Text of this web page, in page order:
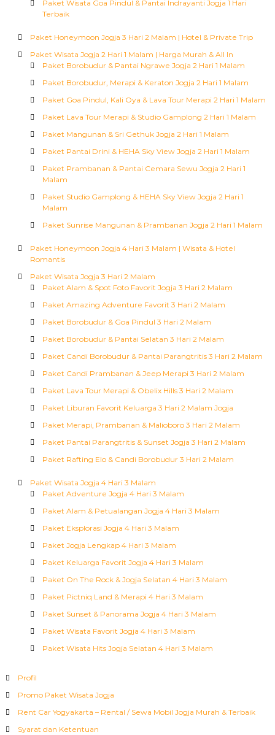
Paket Wisata Goa Pindul & Pantai Indrayanti Jogja 1 Hari
Terbaik
Paket Honeymoon Jogja 3 Hari 2 Malam | Hotel & Private Trip
Paket Wisata Jogja 2 Hari 1 Malam | Harga Murah & All In
Paket Borobudur & Pantai Ngrawe Jogja 2 Hari 1 Malam
Paket Borobudur, Merapi & Keraton Jogja 2 Hari 1 Malam
Paket Goa Pindul, Kali Oya & Lava Tour Merapi 2 Hari 1 Malam
Paket Lava Tour Merapi & Studio Gamplong 2 Hari 1 Malam
Paket Mangunan & Sri Gethuk Jogja 2 Hari 1 Malam
Paket Pantai Drini & HEHA Sky View Jogja 2 Hari 1 Malam
Paket Prambanan & Pantai Cemara Sewu Jogja 2 Hari 1
Malam
Paket Studio Gamplong & HEHA Sky View Jogja 2 Hari 1
Malam
Paket Sunrise Mangunan & Prambanan Jogja 2 Hari 1 Malam
Paket Honeymoon Jogja 4 Hari 3 Malam | Wisata & Hotel
Romantis
Paket Wisata Jogja 3 Hari 2 Malam
Paket Alam & Spot Foto Favorit Jogja 3 Hari 2 Malam
Paket Amazing Adventure Favorit 3 Hari 2 Malam
Paket Borobudur & Goa Pindul 3 Hari 2 Malam
Paket Borobudur & Pantai Selatan 3 Hari 2 Malam
Paket Candi Borobudur & Pantai Parangtritis 3 Hari 2 Malam
Paket Candi Prambanan & Jeep Merapi 3 Hari 2 Malam
Paket Lava Tour Merapi & Obelix Hills 3 Hari 2 Malam
Paket Liburan Favorit Keluarga 3 Hari 2 Malam Jogja
Paket Merapi, Prambanan & Malioboro 3 Hari 2 Malam
Paket Pantai Parangtritis & Sunset Jogja 3 Hari 2 Malam
Paket Rafting Elo & Candi Borobudur 3 Hari 2 Malam
Paket Wisata Jogja 4 Hari 3 Malam
Paket Adventure Jogja 4 Hari 3 Malam
Paket Alam & Petualangan Jogja 4 Hari 3 Malam
Paket Eksplorasi Jogja 4 Hari 3 Malam
Paket Jogja Lengkap 4 Hari 3 Malam
Paket Keluarga Favorit Jogja 4 Hari 3 Malam
Paket On The Rock & Jogja Selatan 4 Hari 3 Malam
Paket Pictniq Land & Merapi 4 Hari 3 Malam
Paket Sunset & Panorama Jogja 4 Hari 3 Malam
Paket Wisata Favorit Jogja 4 Hari 3 Malam
Paket Wisata Hits Jogja Selatan 4 Hari 3 Malam
Profil
Promo Paket Wisata Jogja
Rent Car Yogyakarta – Rental / Sewa Mobil Jogja Murah & Terbaik
Syarat dan Ketentuan